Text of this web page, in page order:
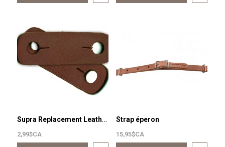
Supra Replacement Leather Chaps-safety Stirrup
2,99$CA
Strap éperon
15,95$CA